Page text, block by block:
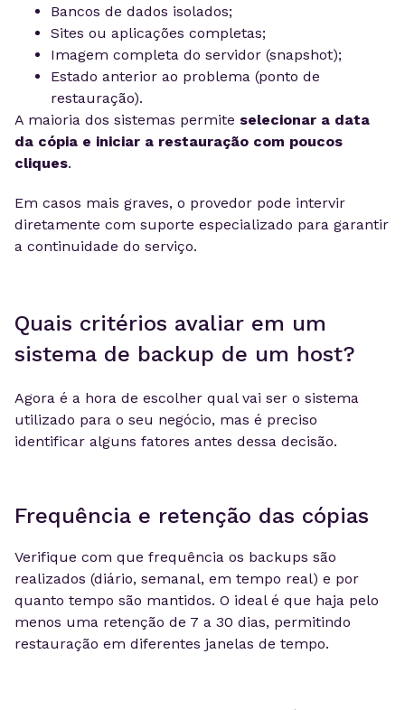
Bancos de dados isolados;
Sites ou aplicações completas;
Imagem completa do servidor (snapshot);
Estado anterior ao problema (ponto de
restauração).
A maioria dos sistemas permite selecionar a data
da cópia e iniciar a restauração com poucos
cliques.
Em casos mais graves, o provedor pode intervir
diretamente com suporte especializado para garantir
a continuidade do serviço.
Quais critérios avaliar em um
sistema de backup de um host?
Agora é a hora de escolher qual vai ser o sistema
utilizado para o seu negócio, mas é preciso
identificar alguns fatores antes dessa decisão.
Frequência e retenção das cópias
Verifique com que frequência os backups são
realizados (diário, semanal, em tempo real) e por
quanto tempo são mantidos. O ideal é que haja pelo
menos uma retenção de 7 a 30 dias, permitindo
restauração em diferentes janelas de tempo.